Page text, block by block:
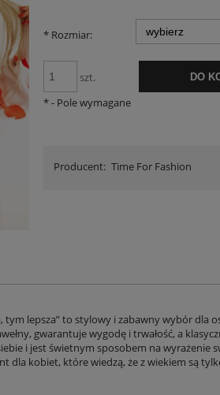
* Rozmiar:
szt. DO
*- Pole wymagane
Producent: Time For Fashion
tym lepsza” to stylowy i zabawny wybór dla
gwarantuje wygodę i trwałość, a
i jest świetnym sposobem na wyrażenie
dla kobiet, które wiedzą, że z wiekiem są